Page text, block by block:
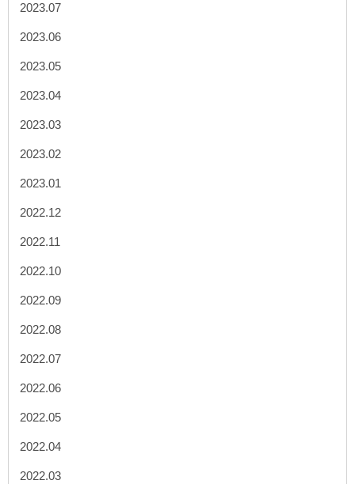
2023.07
2023.06
2023.05
2023.04
2023.03
2023.02
2023.01
2022.12
2022.11
2022.10
2022.09
2022.08
2022.07
2022.06
2022.05
2022.04
2022.03